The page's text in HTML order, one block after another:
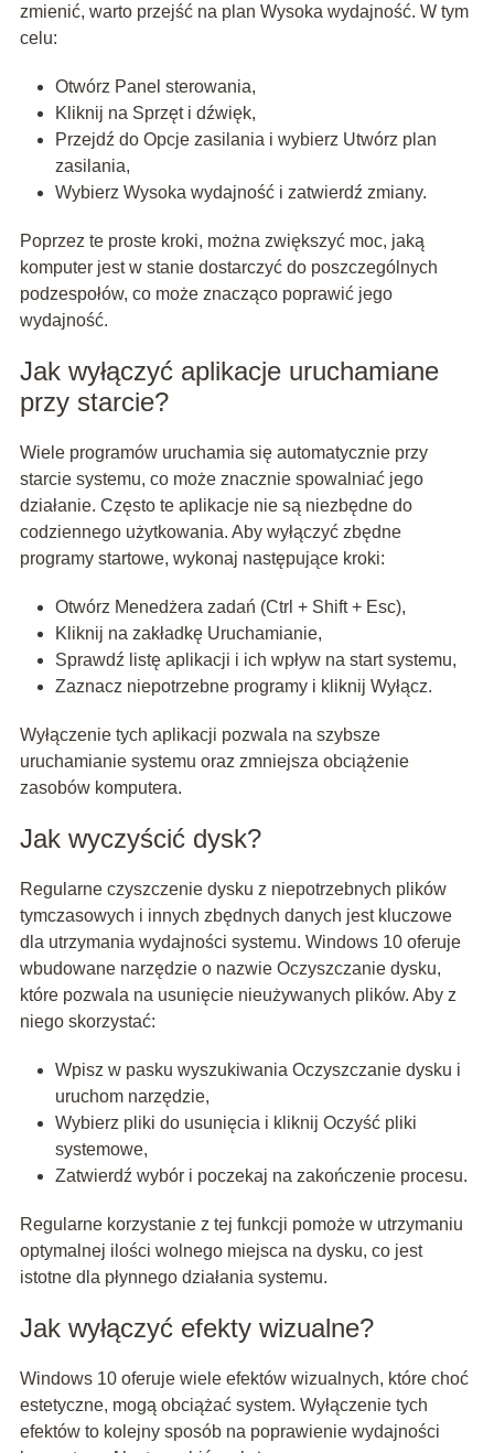
zmienić, warto przejść na plan Wysoka wydajność. W tym
celu:
Otwórz Panel sterowania,
Kliknij na Sprzęt i dźwięk,
Przejdź do Opcje zasilania i wybierz Utwórz plan
zasilania,
Wybierz Wysoka wydajność i zatwierdź zmiany.
Poprzez te proste kroki, można zwiększyć moc, jaką
komputer jest w stanie dostarczyć do poszczególnych
podzespołów, co może znacząco poprawić jego
wydajność.
Jak wyłączyć aplikacje uruchamiane
przy starcie?
Wiele programów uruchamia się automatycznie przy
starcie systemu, co może znacznie spowalniać jego
działanie. Często te aplikacje nie są niezbędne do
codziennego użytkowania. Aby wyłączyć zbędne
programy startowe, wykonaj następujące kroki:
Otwórz Menedżera zadań (Ctrl + Shift + Esc),
Kliknij na zakładkę Uruchamianie,
Sprawdź listę aplikacji i ich wpływ na start systemu,
Zaznacz niepotrzebne programy i kliknij Wyłącz.
Wyłączenie tych aplikacji pozwala na szybsze
uruchamianie systemu oraz zmniejsza obciążenie
zasobów komputera.
Jak wyczyścić dysk?
Regularne czyszczenie dysku z niepotrzebnych plików
tymczasowych i innych zbędnych danych jest kluczowe
dla utrzymania wydajności systemu. Windows 10 oferuje
wbudowane narzędzie o nazwie Oczyszczanie dysku,
które pozwala na usunięcie nieużywanych plików. Aby z
niego skorzystać:
Wpisz w pasku wyszukiwania Oczyszczanie dysku i
uruchom narzędzie,
Wybierz pliki do usunięcia i kliknij Oczyść pliki
systemowe,
Zatwierdź wybór i poczekaj na zakończenie procesu.
Regularne korzystanie z tej funkcji pomoże w utrzymaniu
optymalnej ilości wolnego miejsca na dysku, co jest
istotne dla płynnego działania systemu.
Jak wyłączyć efekty wizualne?
Windows 10 oferuje wiele efektów wizualnych, które choć
estetyczne, mogą obciążać system. Wyłączenie tych
efektów to kolejny sposób na poprawienie wydajności